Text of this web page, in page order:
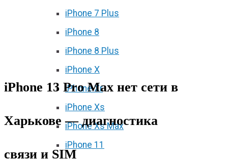
iPhone 7 Plus
iPhone 8
iPhone 8 Plus
iPhone X
iPhone Xr
iPhone Xs
iPhone Xs Max
iPhone 11
iPhone 13 Pro Max нет сети в
Харькове — диагностика
связи и SIM